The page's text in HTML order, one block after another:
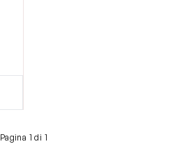
Pagina 1 di 1